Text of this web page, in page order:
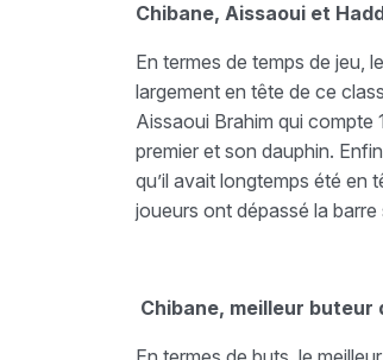
Chibane, Aissaoui et
En termes de temps de jeu,
largement en tête de ce
Aissaoui Brahim qui compte
premier et son dauphin.
qu’il avait longtemps été en
joueurs ont dépassé la
Chibane, meilleur buteur